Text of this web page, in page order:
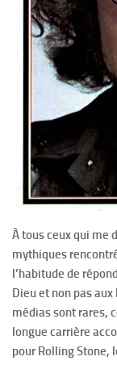
À tous ceux qui me
mythiques
l’habitude de
Dieu et non pas
médias sont rares,
longue carrière
pour Rolling Stone,